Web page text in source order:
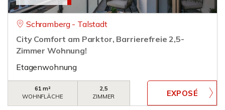
Schramberg - Talstadt
City Comfort am Parktor, Barrierefreie 2,5-
Zimmer Wohnung!
Etagenwohnung
61 m²
WOHNFLÄCHE
2,5
ZIMMER